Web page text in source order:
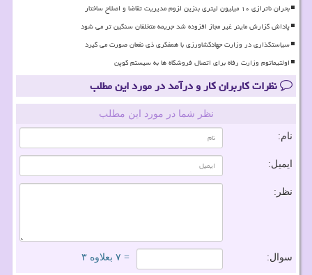
بحران ناترازی ۱۰ میلیون لیتری بنزین لزوم مدیریت تقاضا و اصلاح ساختار
پاداش گزارش ماینر غیر مجاز افزوده شد جریمه متخلفان سنگین تر می شود
سیاستگذاری در وزارت جهادکشاورزی با همفکری ذی نفعان صورت می گیرد
اولتیماتوم وزارت رفاه برای اتصال فروشگاه ها به سیستم کوپن
نظرات کاربران کار و درآمد در مورد این مطلب
نظر شما در مورد این مطلب
نام:
ایمیل:
نظر:
سوال: = ۷ بعلاوه ۳